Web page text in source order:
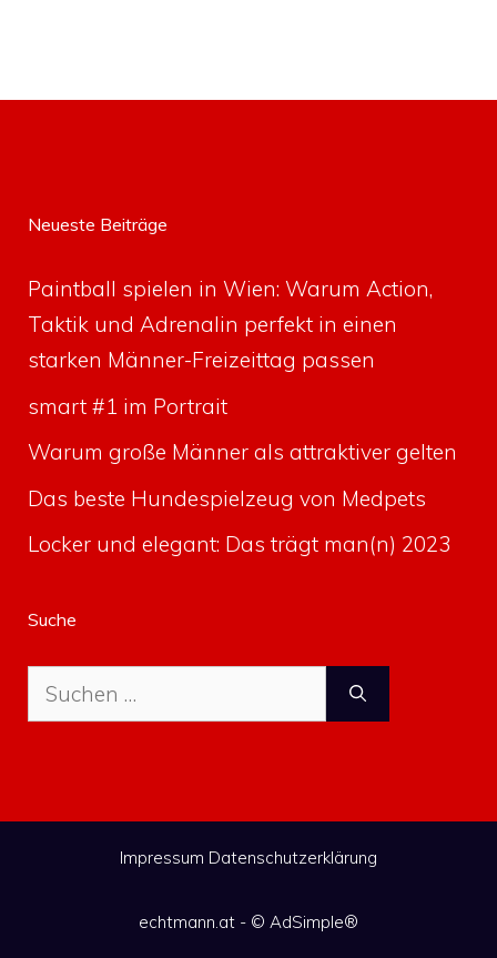
Neueste Beiträge
Paintball spielen in Wien: Warum Action,
Taktik und Adrenalin perfekt in einen
starken Männer-Freizeittag passen
smart #1 im Portrait
Warum große Männer als attraktiver gelten
Das beste Hundespielzeug von Medpets
Locker und elegant: Das trägt man(n) 2023
Suche
Suche
nach:
Impressum Datenschutzerklärung
echtmann.at - © AdSimple®